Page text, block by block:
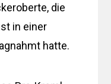
die
in einer
hatte.